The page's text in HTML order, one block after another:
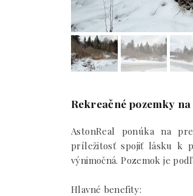
Rekreačné pozemky
AstonReal ponúka na
príležitosť spojiť lásku k
výnimočná. Pozemok je
Hlavné benefity: